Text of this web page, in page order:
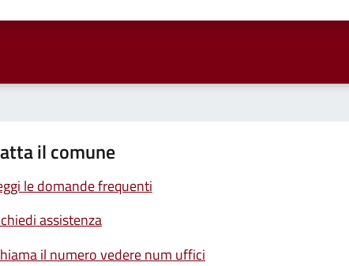
il comune
le domande frequenti
assistenza
il numero vedere num uffici